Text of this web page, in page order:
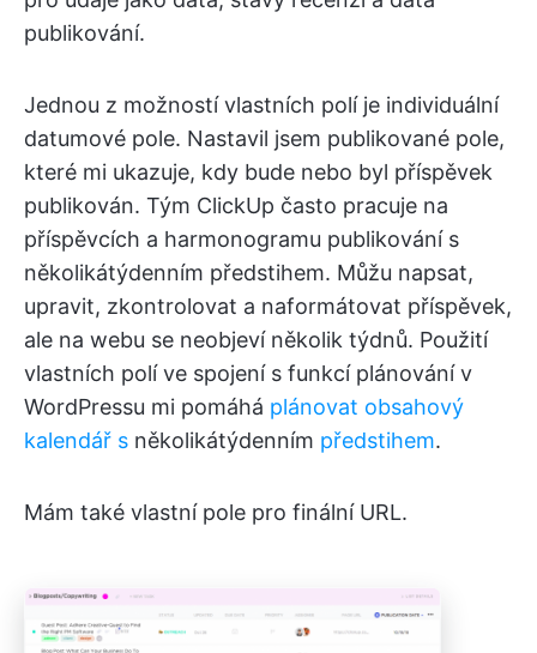
publikování.
Jednou z možností vlastních polí je individuální
datumové pole. Nastavil jsem publikované pole,
které mi ukazuje, kdy bude nebo byl příspěvek
publikován. Tým ClickUp často pracuje na
příspěvcích a harmonogramu publikování s
několikátýdenním předstihem. Můžu napsat,
upravit, zkontrolovat a naformátovat příspěvek,
ale na webu se neobjeví několik týdnů. Použití
vlastních polí ve spojení s funkcí plánování v
WordPressu mi pomáhá plánovat obsahový
kalendář s několikátýdenním předstihem.
Mám také vlastní pole pro finální URL.